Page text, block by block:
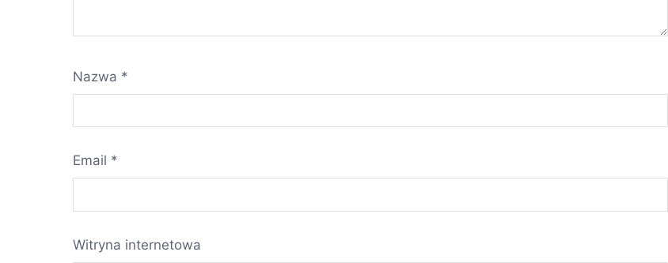
Nazwa *
Email *
Witryna internetowa